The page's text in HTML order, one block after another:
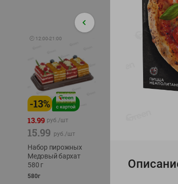
🕘 12:00-21:00
-13%
13.99 руб./шт
15.99 руб./шт
Набор пирожных
Медовый бархат
580 г
580г
пищевар. Пурина